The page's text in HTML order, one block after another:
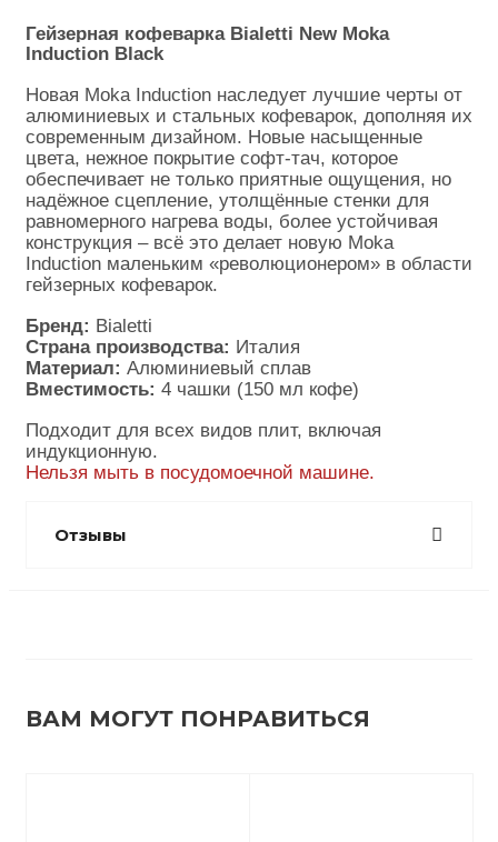
Гейзерная кофеварка Bialetti New Moka
Induction Black
Новая Moka Induction наследует лучшие черты от
алюминиевых и стальных кофеварок, дополняя их
современным дизайном. Новые насыщенные
цвета, нежное покрытие софт-тач, которое
обеспечивает не только приятные ощущения, но
надёжное сцепление, утолщённые стенки для
равномерного нагрева воды, более устойчивая
конструкция – всё это делает новую Moka
Induction маленьким «революционером» в области
гейзерных кофеварок.
Бренд: Bialetti
Страна производства: Италия
Материал: Алюминиевый сплав
Вместимость: 4 чашки (150 мл кофе)
Подходит для всех видов плит, включая
индукционную.
Нельзя мыть в посудомоечной машине.
Отзывы
ВАМ МОГУТ ПОНРАВИТЬСЯ